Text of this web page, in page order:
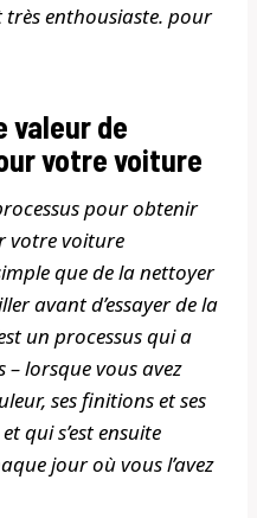
très enthousiaste. pour
valeur de
votre voiture
pour obtenir
votre voiture
que de la nettoyer
avant d’essayer de la
un processus qui a
lorsque vous avez
ses finitions et ses
qui s’est ensuite
jour où vous l’avez